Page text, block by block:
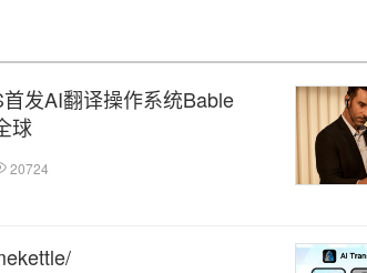
发AI翻译操作系统Bable
球
20724